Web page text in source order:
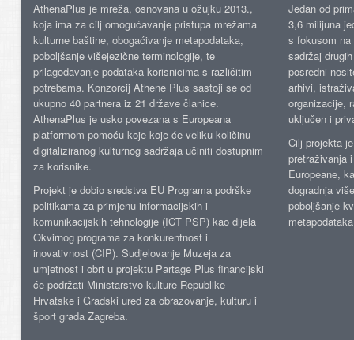
AthenaPlus je mreža, osnovana u ožujku 2013.,
koja ima za cilj omogućavanje pristupa mrežama
kulturne baštine, obogaćivanje metapodataka,
poboljšanje višejezične terminologije, te
prilagođavanje podataka korisnicima s različitim
potrebama. Konzorcij Athene Plus sastoji se od
ukupno 40 partnera iz 21 države članice.
AthenaPlus je usko povezana s Europeana
platformom pomoću koje koje će veliku količinu
digitaliziranog kulturnog sadržaja učiniti dostupnim
za korisnike.
Projekt je dobio sredstva EU Programa podrške
politikama za primjenu informacijskih i
komunikacijskih tehnologije (ICT PSP) kao dijela
Okvirnog programa za konkurentnost i
inovativnost (CIP). Sudjelovanje Muzeja za
umjetnost i obrt u projektu Partage Plus financijski
će podržati Ministarstvo kulture Republike
Hrvatske i Gradski ured za obrazovanje, kulturu i
šport grada Zagreba.
Jedan od
3,6 milijuna
s fokusom
sadržaj
posredni
arhivi,
organizacije,
uključen i
Cilj projekta
pretraživanja
Europeane,
dogradnja
poboljšanje